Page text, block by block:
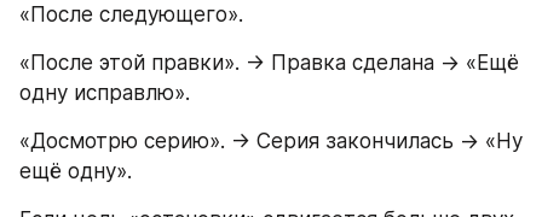
«После следующего».
«После этой правки». → Правка сделана → «Ещё
одну исправлю».
«Досмотрю серию». → Серия закончилась → «Ну
ещё одну».